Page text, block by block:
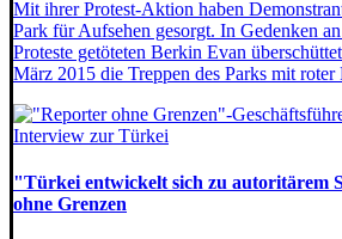
Mit ihrer Protest-Aktion haben
Park für Aufsehen gesorgt. In Gedenken
Proteste getöteten Berkin Evan
März 2015 die Treppen des Parks mit roter
"Türkei entwickelt sich zu autoritärem
ohne Grenzen